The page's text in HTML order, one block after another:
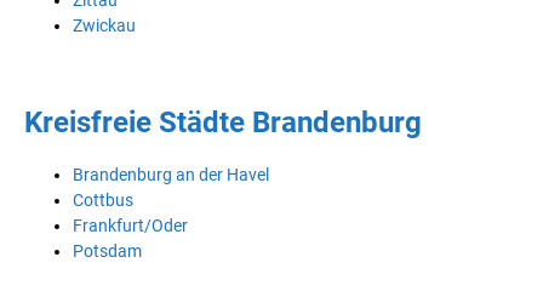
Zwickau
Kreisfreie Städte Brandenburg
Brandenburg an der Havel
Cottbus
Frankfurt/Oder
Potsdam